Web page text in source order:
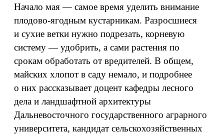
Начало мая — самое время уделить внимание
плодово-ягодным кустарникам. Разросшиеся
и сухие ветки нужно подрезать, корневую
систему — удобрить, а сами растения по
срокам обработать от вредителей. В общем,
майских хлопот в саду немало, и подробнее
о них рассказывает доцент кафедры лесного
дела и ландшафтной архитектуры
Дальневосточного государственного аграрного
университета, кандидат сельскохозяйственных